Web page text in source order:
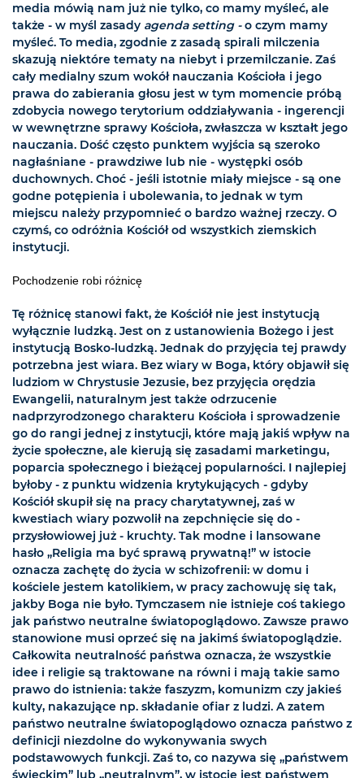
media mówią nam już nie tylko, co mamy myśleć, ale
także - w myśl zasady agenda setting -o czym mamy
myśleć. To media, zgodnie z zasadą spirali milczenia
skazują niektóre tematy na niebyt i przemilczanie. Zaś
cały medialny szum wokół nauczania Kościoła i jego
prawa do zabierania głosu jest w tym momencie próbą
zdobycia nowego terytorium oddziaływania - ingerencji
w wewnętrzne sprawy Kościoła, zwłaszcza w kształt jego
nauczania. Dość często punktem wyjścia są szeroko
nagłaśniane - prawdziwe lub nie - występki osób
duchownych. Choć - jeśli istotnie miały miejsce - są one
godne potępienia i ubolewania, to jednak w tym
miejscu należy przypomnieć o bardzo ważnej rzeczy. O
czymś, co odróżnia Kościół od wszystkich ziemskich
instytucji.
Pochodzenie robi różnicę
Tę różnicę stanowi fakt, że Kościół nie jest instytucją
wyłącznie ludzką. Jest on z ustanowienia Bożego i jest
instytucją Bosko-ludzką. Jednak do przyjęcia tej prawdy
potrzebna jest wiara. Bez wiary w Boga, który objawił się
ludziom w Chrystusie Jezusie, bez przyjęcia orędzia
Ewangelii, naturalnym jest także odrzucenie
nadprzyrodzonego charakteru Kościoła i sprowadzenie
go do rangi jednej z instytucji, które mają jakiś wpływ na
życie społeczne, ale kierują się zasadami marketingu,
poparcia społecznego i bieżącej popularności. I najlepiej
byłoby - z punktu widzenia krytykujących - gdyby
Kościół skupił się na pracy charytatywnej, zaś w
kwestiach wiary pozwolił na zepchnięcie się do -
przysłowiowej już - kruchty. Tak modne i lansowane
hasło „Religia ma być sprawą prywatną!” w istocie
oznacza zachętę do życia w schizofrenii: w domu i
kościele jestem katolikiem, w pracy zachowuję się tak,
jakby Boga nie było. Tymczasem nie istnieje coś takiego
jak państwo neutralne światopoglądowo. Zawsze prawo
stanowione musi oprzeć się na jakimś światopoglądzie.
Całkowita neutralność państwa oznacza, że wszystkie
idee i religie są traktowane na równi i mają takie samo
prawo do istnienia: także faszyzm, komunizm czy jakieś
kulty, nakazujące np. składanie ofiar z ludzi. A zatem
państwo neutralne światopoglądowo oznacza państwo z
definicji niezdolne do wykonywania swych
podstawowych funkcji. Zaś to, co nazywa się „państwem
świeckim” lub „neutralnym”, w istocie jest państwem